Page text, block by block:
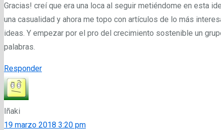
Gracias! creí que era una loca al seguir metiéndome en esta
una casualidad y ahora me topo con artículos de lo más
ideas. Y empezar por el pro del crecimiento sostenible un
palabras.
Responder
Iñaki
19 marzo 2018 3:20 pm